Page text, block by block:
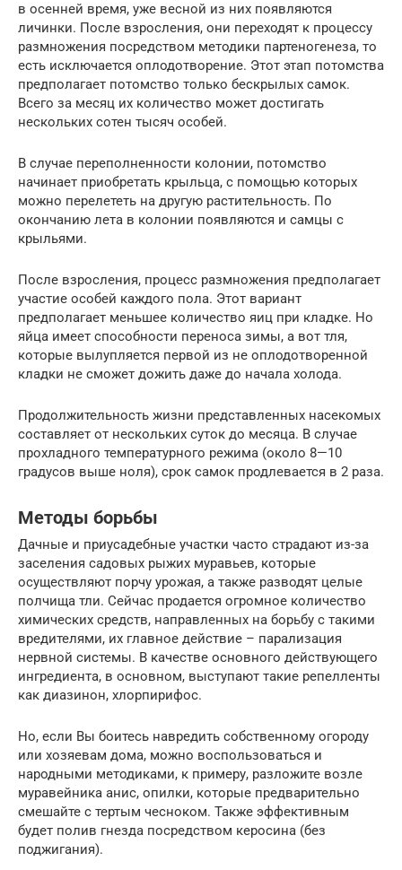
в осенней время, уже весной из них появляются
личинки. После взросления, они переходят к процессу
размножения посредством методики партеногенеза, то
есть исключается оплодотворение. Этот этап потомства
предполагает потомство только бескрылых самок.
Всего за месяц их количество может достигать
нескольких сотен тысяч особей.
В случае переполненности колонии, потомство
начинает приобретать крыльца, с помощью которых
можно перелететь на другую растительность. По
окончанию лета в колонии появляются и самцы с
крыльями.
После взросления, процесс размножения предполагает
участие особей каждого пола. Этот вариант
предполагает меньшее количество яиц при кладке. Но
яйца имеет способности переноса зимы, а вот тля,
которые вылупляется первой из не оплодотворенной
кладки не сможет дожить даже до начала холода.
Продолжительность жизни представленных насекомых
составляет от нескольких суток до месяца. В случае
прохладного температурного режима (около 8—10
градусов выше ноля), срок самок продлевается в 2 раза.
Методы борьбы
Дачные и приусадебные участки часто страдают из-за
заселения садовых рыжих муравьев, которые
осуществляют порчу урожая, а также разводят целые
полчища тли. Сейчас продается огромное количество
химических средств, направленных на борьбу с такими
вредителями, их главное действие – парализация
нервной системы. В качестве основного действующего
ингредиента, в основном, выступают такие репелленты
как диазинон, хлорпирифос.
Но, если Вы боитесь навредить собственному огороду
или хозяевам дома, можно воспользоваться и
народными методиками, к примеру, разложите возле
муравейника анис, опилки, которые предварительно
смешайте с тертым чесноком. Также эффективным
будет полив гнезда посредством керосина (без
поджигания).